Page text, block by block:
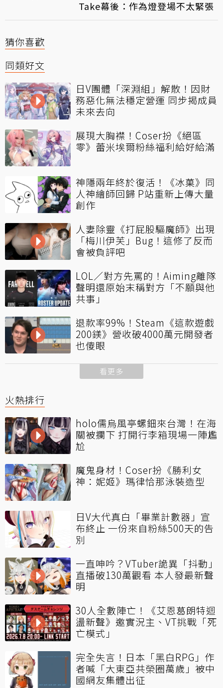
Take幕後：作為燈登場不太緊張
猜你喜歡
同類好文
日V團體「深淵組」解散！因財
務惡化無法穩定營運 同步揭成員
未來去向
展現大胸襟！Coser扮《絕區
零》蕾米埃爾粉絲福利給好給滿
神隱兩年終於復活！《冰菓》同
人神繪師回歸 P站重新上傳大量
創作
人妻除靈《打屁股驅魔師》出現
「梅川伊芙」Bug！這修了反而
會被負評吧
LOL／對方先罵的！Aiming離隊
聲明還原始末稱對方「不願與他
共事」
退款率99%！Steam《這款遊戲
200鎂》營收破4000萬元開發者
也傻眼
看更多
火熱排行
holo儒烏風亭螺鈿來台灣！在海
關被攔下 打開行李箱現場一陣尷
尬
魔鬼身材！Coser扮《勝利女
神：妮姬》瑪律恰那泳裝造型
日V大代真白「畢業計數器」宣
布終止 一份來自粉絲500天的告
別
一直呻吟？VTuber詭異「抖動」
直播破130萬觀看 本人發最新聲
明
30人全數陣亡！《艾恩葛朗特迴
盪新聲》邀實況主、VT挑戰「死
亡模式」
完全失言！日本「黑白RPG」作
者喊「大東亞共榮圈萬歲」被中
國網友集體出征